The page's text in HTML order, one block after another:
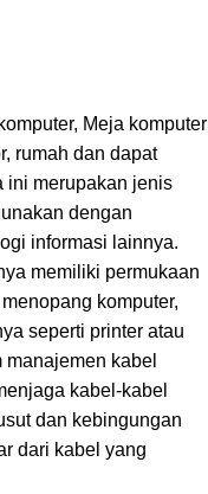
Meja komputer
rumah dan dapat
ini merupakan jenis
dengan
informasi lainnya.
memiliki permukaan
komputer,
seperti printer atau
kabel
kabel-kabel
dan kebingungan
dari kabel yang